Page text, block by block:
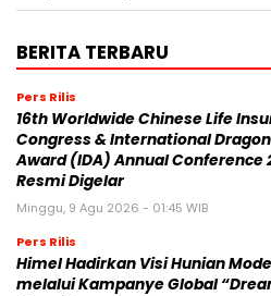
Pengacara Razman Arif
BERITA TERBARU
Pers Rilis
16th Worldwide Chinese Life
Congress & International Dragon
Award (IDA) Annual Conference
Minggu, 9 Agu 2026 - 01:45 WIB
Pers Rilis